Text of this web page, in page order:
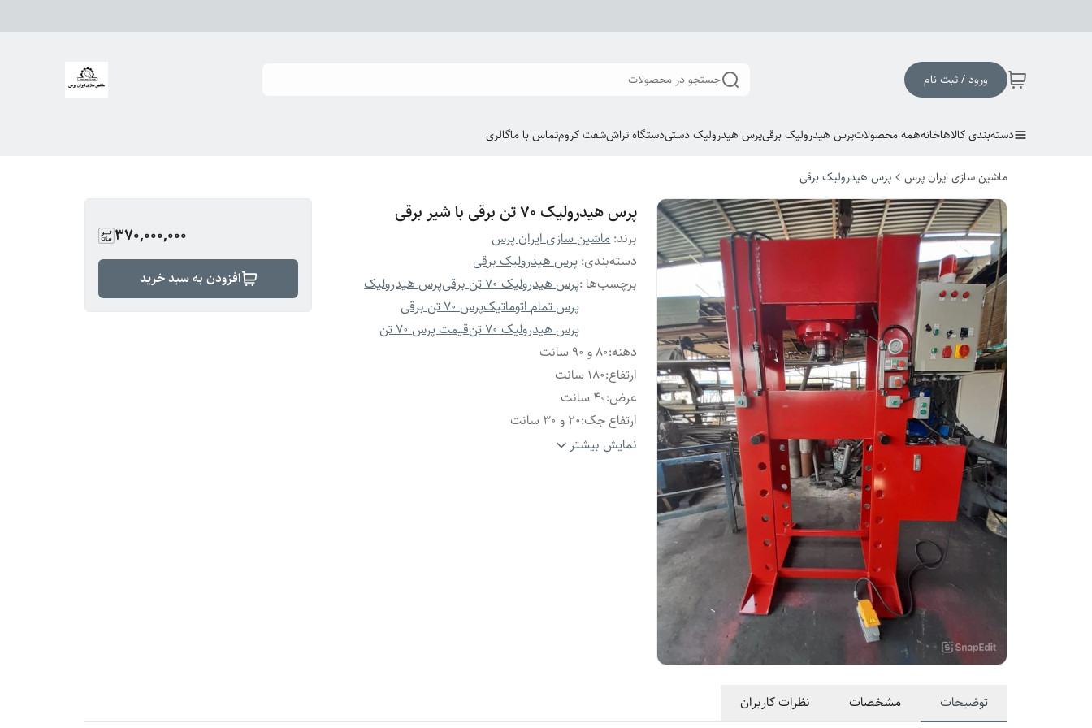
ورود / ثبت نام جستجو در محصولات
دسته‌بندی کالاهاخانههمه محصولاتپرس هیدرولیک برقیپرس هیدرولیک دستیدستگاه تراششفت کرومتماس با ماگالری
ماشین سازی ایران پرس پرس هیدرولیک برقی
پرس هیدرولیک 70 تن برقی با شیر برقی
برند:ماشین سازی ایران پرس
دسته‌بندی: پرس هیدرولیک برقی
برچسب‌ها :پرس هیدرولیک 70 تن برقی
پرس هیدرولیک
پرس تمام اتوماتیکپرس 70 تن برقی
پرس هیدرولیک 70 تن
قیمت پرس 70 تن
دهنه:80 و 90 سانت
ارتفاع:180 سانت
عرض:40 سانت
ارتفاع جک:20 و 30 سانت
نوع برقی:شیر برقی و تابلو برقنمایش بیشتر
370,000,000
افزودن به سبد خرید
توضیحات مشخصات نظرات کاربران